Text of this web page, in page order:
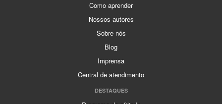
Como aprender
Nossos autores
Sobre nós
Blog
Imprensa
Central de atendimento
DESTAQUES